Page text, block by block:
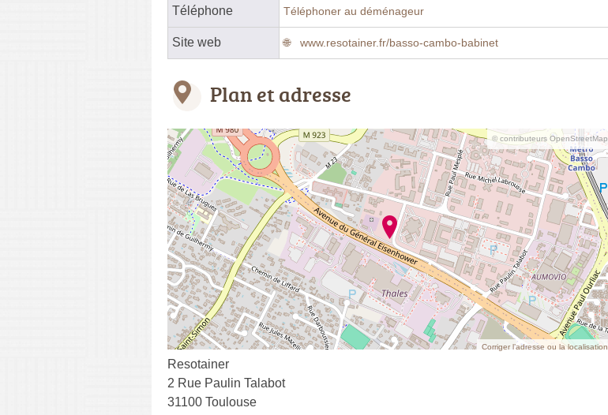
Téléphone Téléphoner au déménageur
Site web www.resotainer.fr/basso-cambo-babinet
Plan et adresse
© contributeurs OpenStreetMap
Corriger l’adresse ou la localisation
Resotainer
2 Rue Paulin Talabot
31100 Toulouse